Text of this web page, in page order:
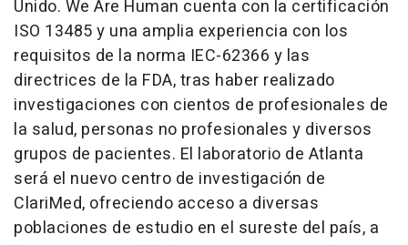
Unido. We Are Human cuenta con la certificación
ISO 13485 y una amplia experiencia con los
requisitos de la norma IEC-62366 y las
directrices de la FDA, tras haber realizado
investigaciones con cientos de profesionales de
la salud, personas no profesionales y diversos
grupos de pacientes. El laboratorio de Atlanta
será el nuevo centro de investigación de
ClariMed, ofreciendo acceso a diversas
poblaciones de estudio en el sureste del país, a